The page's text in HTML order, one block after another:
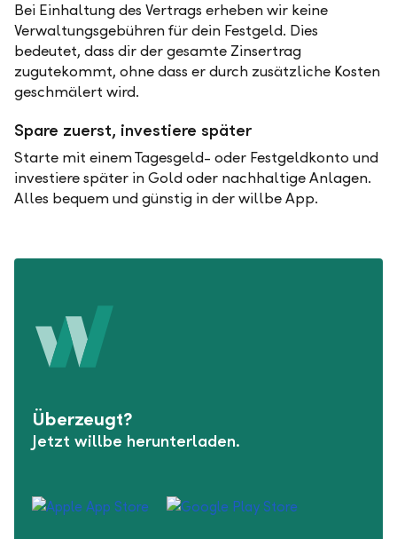
Bei Einhaltung des Vertrags erheben wir keine
Verwaltungsgebühren für dein Festgeld. Dies
bedeutet, dass dir der gesamte Zinsertrag
zugutekommt, ohne dass er durch zusätzliche Kosten
geschmälert wird.
Spare zuerst, investiere später
Starte mit einem Tagesgeld- oder Festgeldkonto und
investiere später in Gold oder nachhaltige Anlagen.
Alles bequem und günstig in der willbe App.
Überzeugt?
Jetzt willbe herunterladen.